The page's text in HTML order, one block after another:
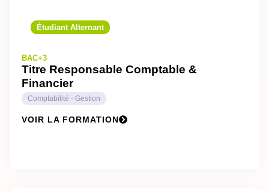
Étudiant Alternant
BAC+3
Titre Responsable Comptable &
Financier
Comptabilité - Gestion
VOIR LA FORMATION